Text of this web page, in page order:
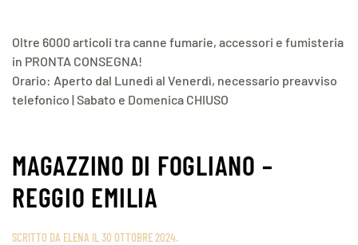
Oltre 6000 articoli tra canne fumarie, accessori e fumisteria
in PRONTA CONSEGNA!
Orario: Aperto dal Lunedì al Venerdì, necessario preavviso
telefonico | Sabato e Domenica CHIUSO
MAGAZZINO DI FOGLIANO –
REGGIO EMILIA
SCRITTO DA ELENA IL30 OTTOBRE 2024.